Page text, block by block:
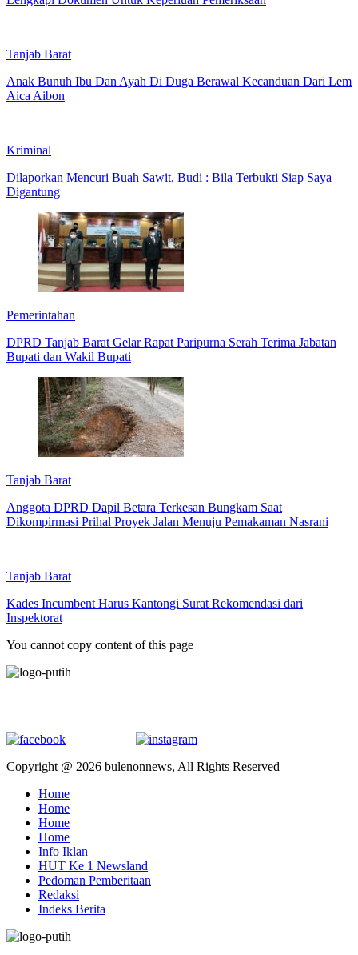
Tanjab Barat
Anak Bunuh Ibu Dan Ayah Di Duga Berawal Kecanduan Dari Lem
Aica Aibon
Kriminal
Dilaporkan Mencuri Buah Sawit, Budi : Bila Terbukti Siap Saya
Digantung
Pemerintahan
DPRD Tanjab Barat Gelar Rapat Paripurna Serah Terima Jabatan
Bupati dan Wakil Bupati
Tanjab Barat
Anggota DPRD Dapil Betara Terkesan Bungkam Saat
Dikompirmasi Prihal Proyek Jalan Menuju Pemakaman Nasrani
Tanjab Barat
Kades Incumbent Harus Kantongi Surat Rekomendasi dari
Inspektorat
You cannot copy content of this page
Copyright @ 2026 bulenonnews, All Rights Reserved
Home
Home
Home
Home
Info Iklan
HUT Ke 1 Newsland
Pedoman Pemberitaan
Redaksi
Indeks Berita